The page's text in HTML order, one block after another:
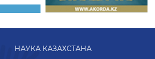
НАУКА КАЗАХСТАНА